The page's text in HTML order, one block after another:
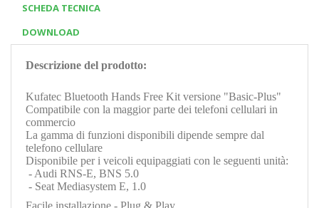
SCHEDA TECNICA
DOWNLOAD
Descrizione del prodotto:
Kufatec Bluetooth Hands Free Kit versione "Basic-Plus"
Compatibile con la maggior parte dei telefoni cellulari in
commercio
La gamma di funzioni disponibili dipende sempre dal
telefono cellulare
Disponibile per i veicoli equipaggiati con le seguenti unità:
- Audi RNS-E, BNS 5.0
- Seat Mediasystem E, 1.0
Facile installazione - Plug & Play